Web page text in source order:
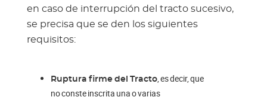
en caso de interrupción del tracto sucesivo,
se precisa que se den los siguientes
requisitos:
Ruptura firme del Tracto, es decir, que
no conste inscrita una o varias